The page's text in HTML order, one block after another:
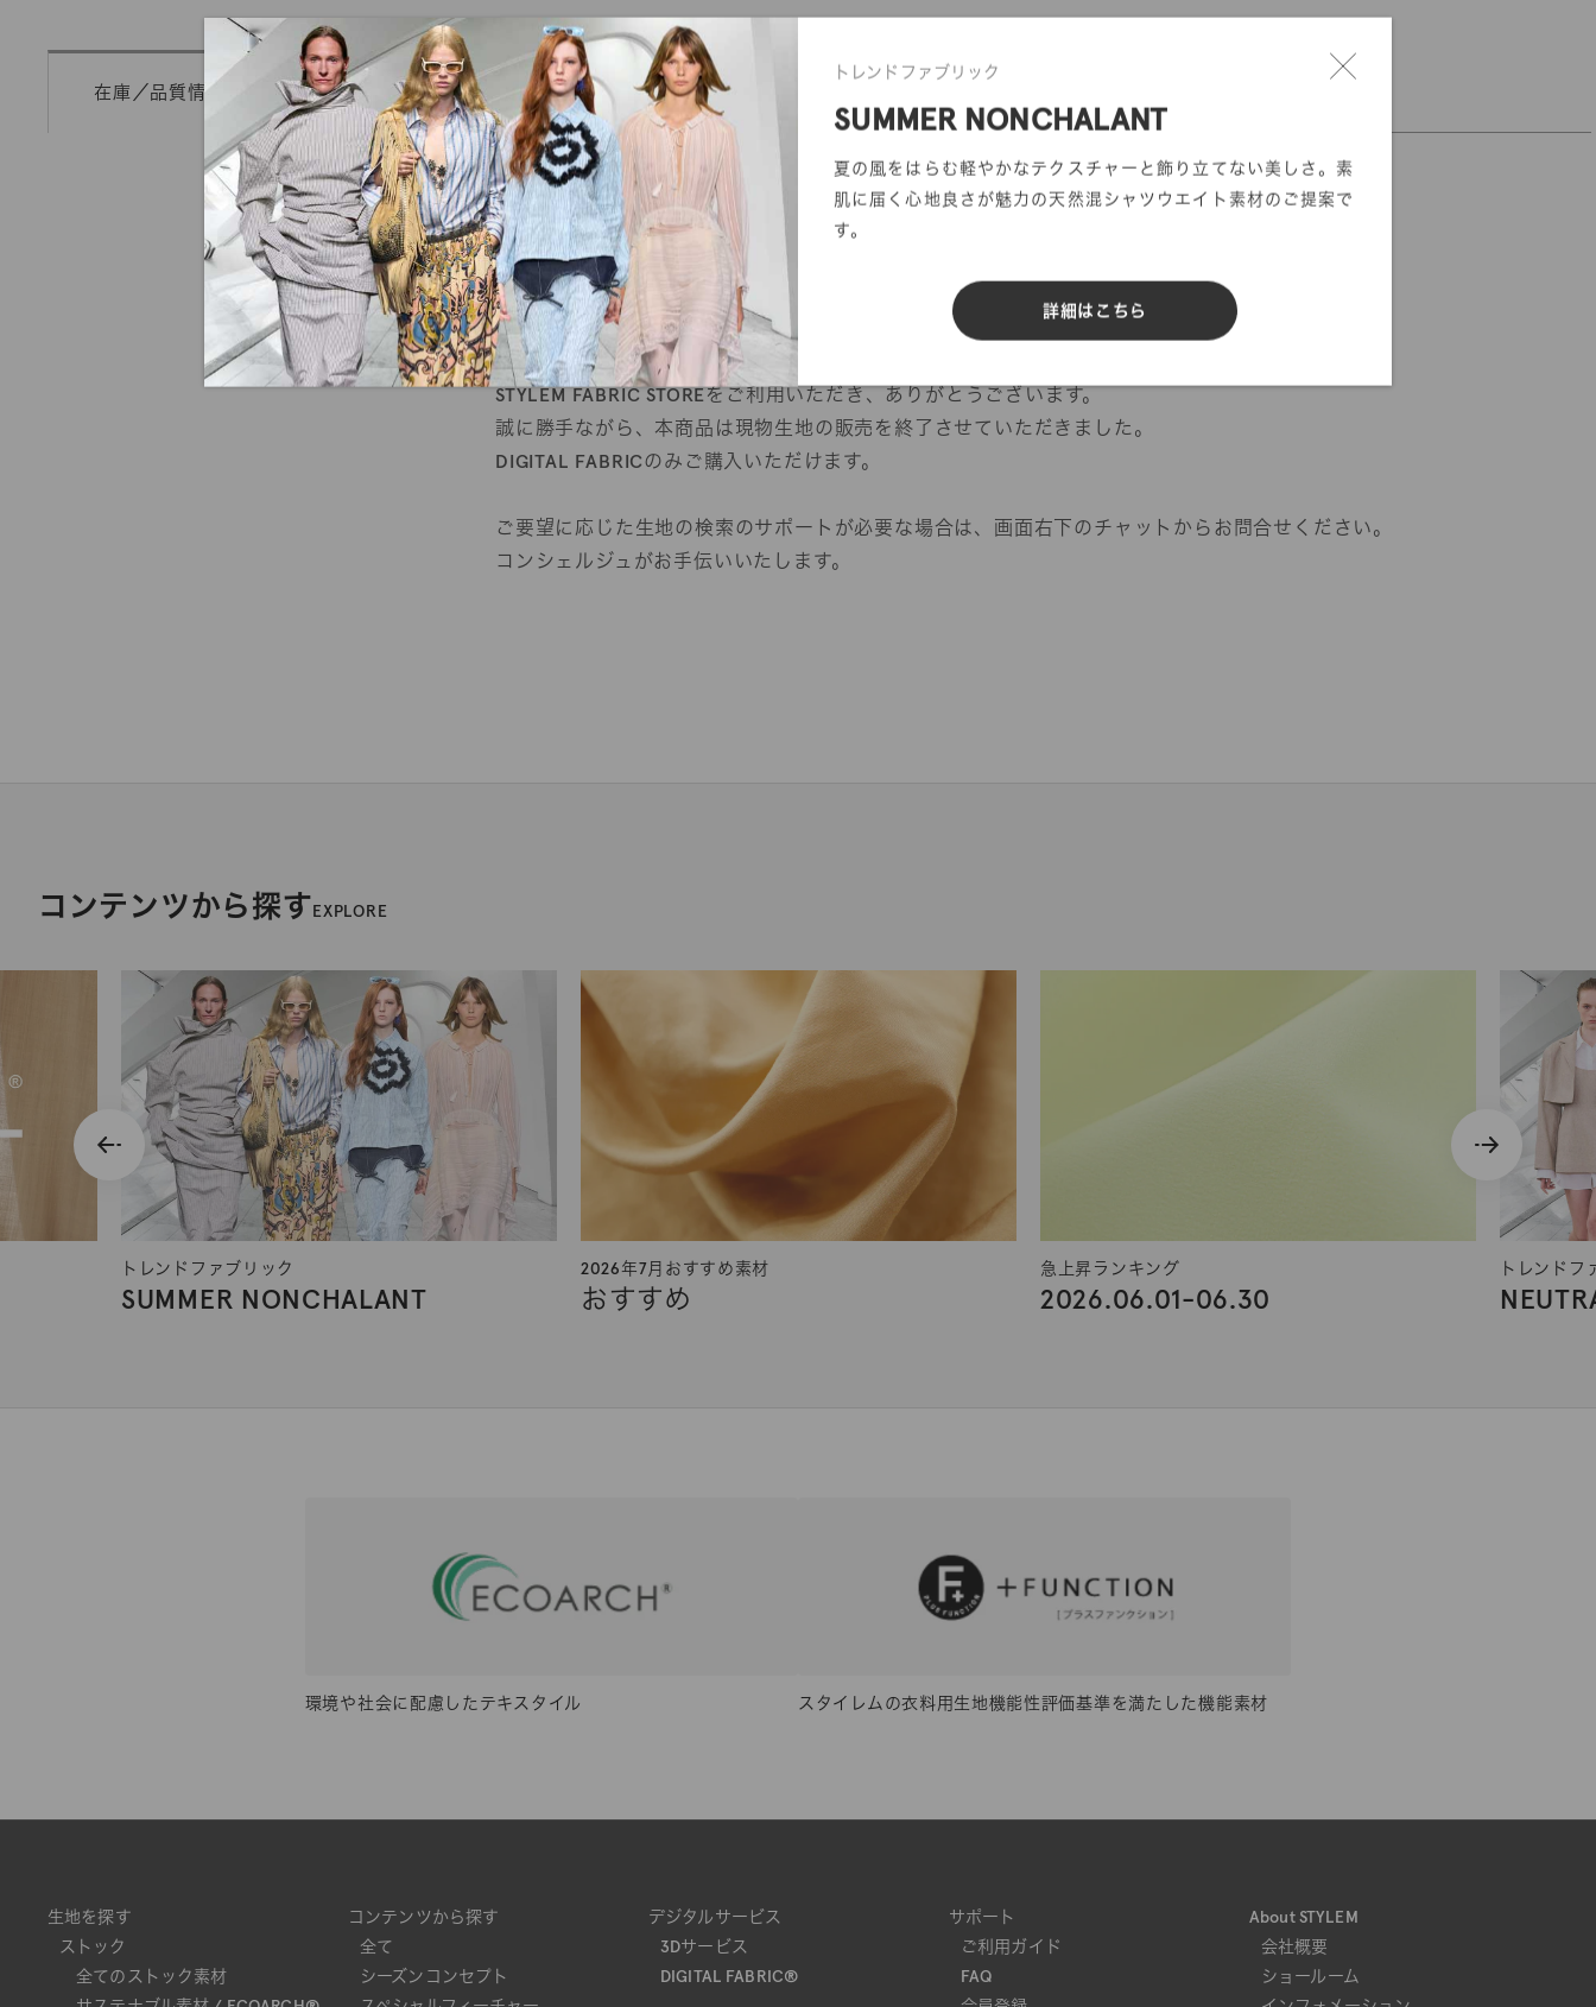
トレンドファブリック
SUMMER NONCHALANT
夏の風をはらむ軽やかなテクスチャーと飾り立てない美しさ。素
肌に届く心地良さが魅力の天然混シャツウエイト素材のご提案で
す。
詳細はこちら
在庫／品質情報照会
販売終了のお知らせ
STYLEM FABRIC STOREをご利用いただき、ありがとうございます。
誠に勝手ながら、本商品は現物生地の販売を終了させていただきました。
DIGITAL FABRICのみご購入いただけます。
ご要望に応じた生地の検索のサポートが必要な場合は、画面右下のチャットからお問合せください。
コンシェルジュがお手伝いいたします。
mカットオーダー 反物オーダー
コンテンツから探すEXPLORE
トレンドファブリック
SUMMER NONCHALANT
2026年7月おすすめ素材
おすすめ
急上昇ランキング
2026.06.01-06.30
トレンドフ
環境や社会に配慮したテキスタイル スタイレムの衣料用生地機能性評価基準を満たした機能素材
生地を探す
ストック
全てのストック素材
コンテンツから探す
全て
シーズンコンセプト
デジタルサービス
3Dサービス
DIGITAL FABRIC®
サポート
ご利用ガイド
FAQ
About STYLEM
会社概要
ショールーム